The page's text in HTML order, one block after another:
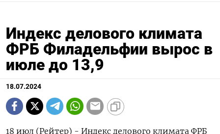
Индекс делового климата
ФРБ Филадельфии вырос в
июле до 13,9
18.07.2024
18 июл (Рейтер) - Индекс делового климата ФРБ